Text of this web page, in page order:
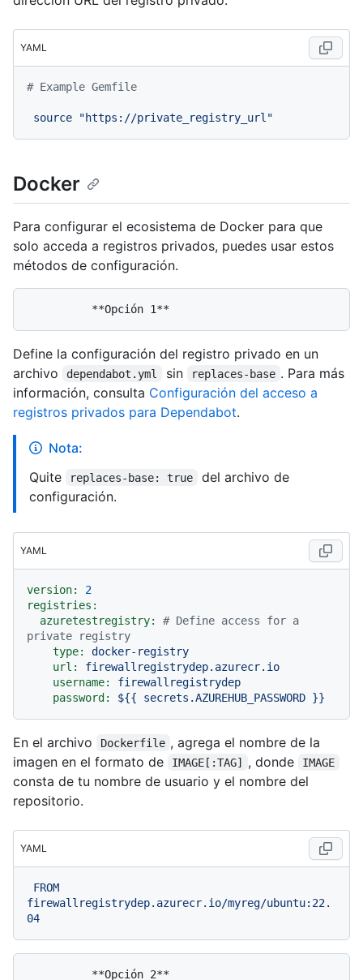
YAML
# Example Gemfile
source "https://private_registry_url"
Docker
Para configurar el ecosistema de Docker para que
solo acceda a registros privados, puedes usar estos
métodos de configuración.
Define la configuración del registro privado en un
archivo
dependabot.yml sin replaces-base . Para más
información, consulta Configuración del acceso a
registros privados para Dependabot.
Nota:
Quite
replaces-base: true
del archivo de
configuración.
YAML
version:
2
registries:
azuretestregistry:
# Define access for a
private registry
type:
docker-registry
url:
firewallregistrydep.azurecr.io
username:
firewallregistrydep
password:
${{ secrets.AZUREHUB_PASSWORD }}
En el archivo Dockerfile , agrega el nombre de la
imagen en el formato de
IMAGE[:TAG] , donde IMAGE
consta de tu nombre de usuario y el nombre del
repositorio.
YAML
FROM
firewallregistrydep.azurecr.io/myreg/ubuntu:22.
04